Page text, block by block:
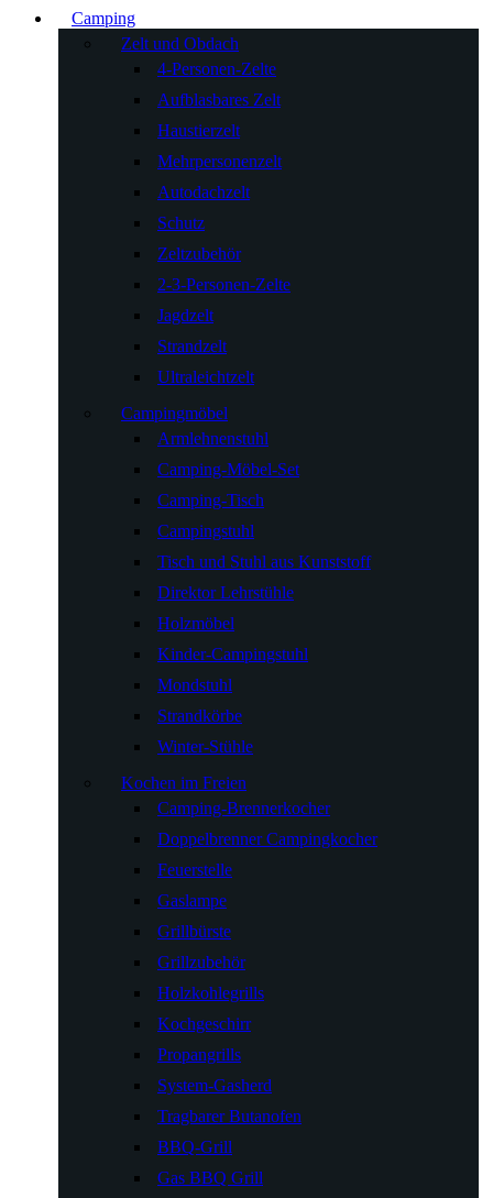
Camping
Zelt und Obdach
4-Personen-Zelte
Aufblasbares Zelt
Haustierzelt
Mehrpersonenzelt
Autodachzelt
Schutz
Zeltzubehör
2-3-Personen-Zelte
Jagdzelt
Strandzelt
Ultraleichtzelt
Campingmöbel
Armlehnenstuhl
Camping-Möbel-Set
Camping-Tisch
Campingstuhl
Tisch und Stuhl aus Kunststoff
Direktor Lehrstühle
Holzmöbel
Kinder-Campingstuhl
Mondstuhl
Strandkörbe
Winter-Stühle
Kochen im Freien
Camping-Brennerkocher
Doppelbrenner Campingkocher
Feuerstelle
Gaslampe
Grillbürste
Grillzubehör
Holzkohlegrills
Kochgeschirr
Propangrills
System-Gasherd
Tragbarer Butanofen
BBQ-Grill
Gas BBQ Grill